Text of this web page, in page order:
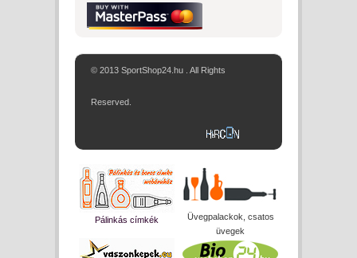
© 2013 SportShop24.hu . All Rights
Reserved.
Pálinkás címkék
Üvegpalackok, csatos
üvegek